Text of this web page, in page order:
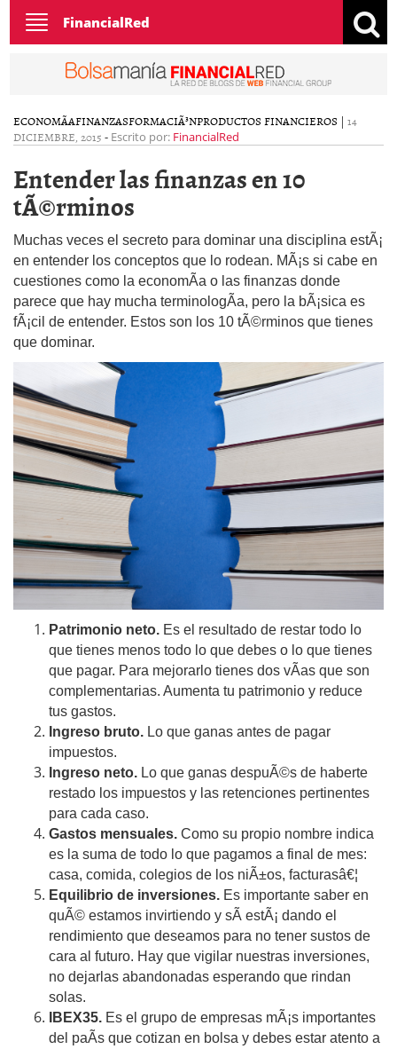
Toggle
navigation
FinancialRed
ECONOMÃ­AFINANZASFORMACIÃ³NPRODUCTOS FINANCIEROS | 14
DICIEMBRE, 2015 - Escrito por: FinancialRed
Entender las finanzas en 10
tÃ©rminos
Muchas veces el secreto para dominar una disciplina estÃ¡
en entender los conceptos que lo rodean. MÃ¡s si cabe en
cuestiones como la economÃ­a o las finanzas donde
parece que hay mucha terminologÃ­a, pero la bÃ¡sica es
fÃ¡cil de entender. Estos son los 10 tÃ©rminos que tienes
que dominar.
Patrimonio neto. Es el resultado de restar todo lo
que tienes menos todo lo que debes o lo que tienes
que pagar. Para mejorarlo tienes dos vÃ­as que son
complementarias. Aumenta tu patrimonio y reduce
tus gastos.
Ingreso bruto. Lo que ganas antes de pagar
impuestos.
Ingreso neto. Lo que ganas despuÃ©s de haberte
restado los impuestos y las retenciones pertinentes
para cada caso.
Gastos mensuales. Como su propio nombre indica
es la suma de todo lo que pagamos a final de mes:
casa, comida, colegios de los niÃ±os, facturasâ€¦
Equilibrio de inversiones. Es importante saber en
quÃ© estamos invirtiendo y sÃ­ estÃ¡ dando el
rendimiento que deseamos para no tener sustos de
cara al futuro. Hay que vigilar nuestras inversiones,
no dejarlas abandonadas esperando que rindan
solas.
IBEX35. Es el grupo de empresas mÃ¡s importantes
del paÃ­s que cotizan en bolsa y debes estar atento a